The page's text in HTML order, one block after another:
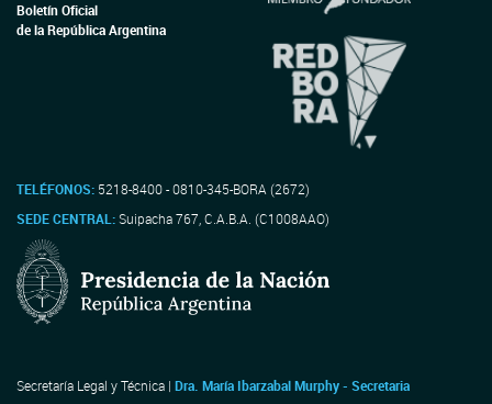
Boletín Oficial
de la República Argentina
TELÉFONOS: 5218-8400 - 0810-345-BORA (2672)
SEDE CENTRAL:Suipacha 767, C.A.B.A. (C1008AAO)
Secretaría Legal y Técnica | Dra. María Ibarzabal Murphy - Secretaria